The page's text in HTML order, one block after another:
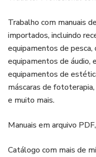
Trabalho com manuais
importados, incluindo
equipamentos de
equipamentos de áudio,
equipamentos de
máscaras de
e muito mais.
Manuais em arquivo
Catálogo com mais de